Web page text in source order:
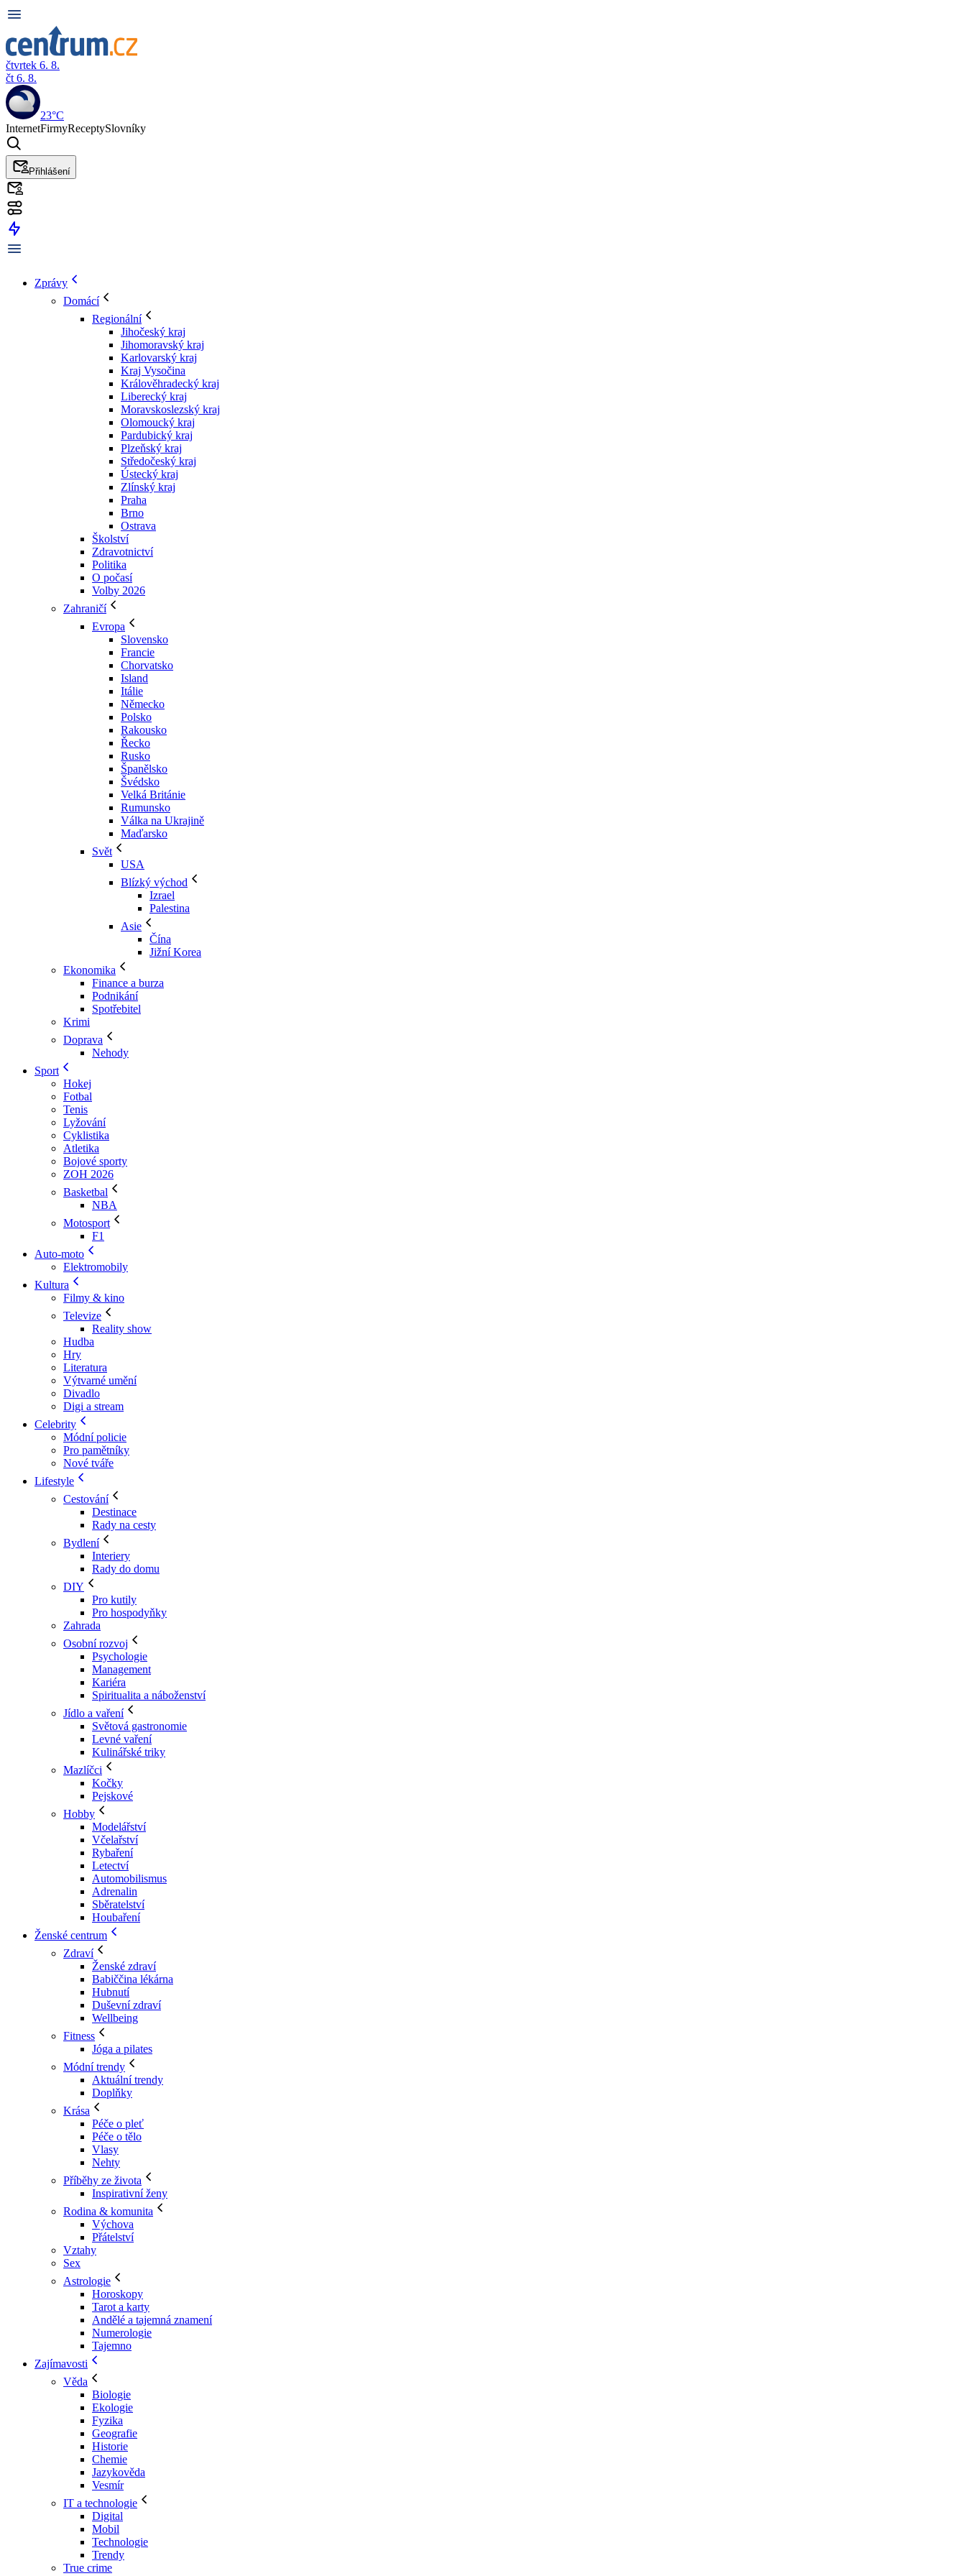
čtvrtek 6. 8.
čt 6. 8.
23°C
InternetFirmyReceptySlovníky
Přihlášení
Zprávy
Domácí
Regionální
Jihočeský kraj
Jihomoravský kraj
Karlovarský kraj
Kraj Vysočina
Králověhradecký kraj
Liberecký kraj
Moravskoslezský kraj
Olomoucký kraj
Pardubický kraj
Plzeňský kraj
Středočeský kraj
Ústecký kraj
Zlínský kraj
Praha
Brno
Ostrava
Školství
Zdravotnictví
Politika
O počasí
Volby 2026
Zahraničí
Evropa
Slovensko
Francie
Chorvatsko
Island
Itálie
Německo
Polsko
Rakousko
Řecko
Rusko
Španělsko
Švédsko
Velká Británie
Rumunsko
Válka na Ukrajině
Maďarsko
Svět
USA
Blízký východ
Izrael
Palestina
Asie
Čína
Jižní Korea
Ekonomika
Finance a burza
Podnikání
Spotřebitel
Krimi
Doprava
Nehody
Sport
Hokej
Fotbal
Tenis
Lyžování
Cyklistika
Atletika
Bojové sporty
ZOH 2026
Basketbal
NBA
Motosport
F1
Auto-moto
Elektromobily
Kultura
Filmy & kino
Televize
Reality show
Hudba
Hry
Literatura
Výtvarné umění
Divadlo
Digi a stream
Celebrity
Módní policie
Pro pamětníky
Nové tváře
Lifestyle
Cestování
Destinace
Rady na cesty
Bydlení
Interiery
Rady do domu
DIY
Pro kutily
Pro hospodyňky
Zahrada
Osobní rozvoj
Psychologie
Management
Kariéra
Spiritualita a náboženství
Jídlo a vaření
Světová gastronomie
Levné vaření
Kulinářské triky
Mazlíčci
Kočky
Pejskové
Hobby
Modelářství
Včelařství
Rybaření
Letectví
Automobilismus
Adrenalin
Sběratelství
Houbaření
Ženské centrum
Zdraví
Ženské zdraví
Babiččina lékárna
Hubnutí
Duševní zdraví
Wellbeing
Fitness
Jóga a pilates
Módní trendy
Aktuální trendy
Doplňky
Krása
Péče o pleť
Péče o tělo
Vlasy
Nehty
Příběhy ze života
Inspirativní ženy
Rodina & komunita
Výchova
Přátelství
Vztahy
Sex
Astrologie
Horoskopy
Tarot a karty
Andělé a tajemná znamení
Numerologie
Tajemno
Zajímavosti
Věda
Biologie
Ekologie
Fyzika
Geografie
Historie
Chemie
Jazykověda
Vesmír
IT a technologie
Digital
Mobil
Technologie
Trendy
True crime